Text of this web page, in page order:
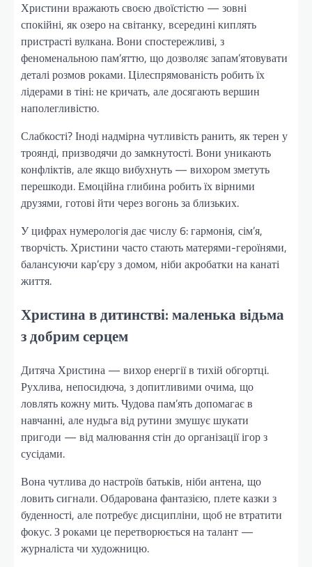
Христини вражають своєю двоїстістю — зовні
спокійні, як озеро на світанку, всередині киплять
пристрасті вулкана. Вони спостережливі, з
феноменальною пам’яттю, що дозволяє запам’ятовувати
деталі розмов роками. Цілеспрямованість робить їх
лідерами в тіні: не кричать, але досягають вершин
наполегливістю.
Слабкості? Іноді надмірна чутливість ранить, як терен у
троянді, призводячи до замкнутості. Вони уникають
конфліктів, але якщо вибухнуть — вихором зметуть
перешкоди. Емоційна глибина робить їх вірними
друзями, готові йти через вогонь за близьких.
У цифрах нумерологія дає числу 6: гармонія, сім’я,
творчість. Христини часто стають матерями-героїнями,
балансуючи кар’єру з домом, ніби акробатки на канаті
життя.
Христина в дитинстві: маленька відьма
з добрим серцем
Дитяча Христина — вихор енергії в тихій обгортці.
Рухлива, непосидюча, з допитливими очима, що
ловлять кожну мить. Чудова пам’ять допомагає в
навчанні, але нудьга від рутини змушує шукати
пригоди — від малювання стін до організації ігор з
сусідами.
Вона чутлива до настроїв батьків, ніби антена, що
ловить сигнали. Обдарована фантазією, плете казки з
буденності, але потребує дисципліни, щоб не втратити
фокус. З роками це перетворюється на талант —
журналіста чи художницю.